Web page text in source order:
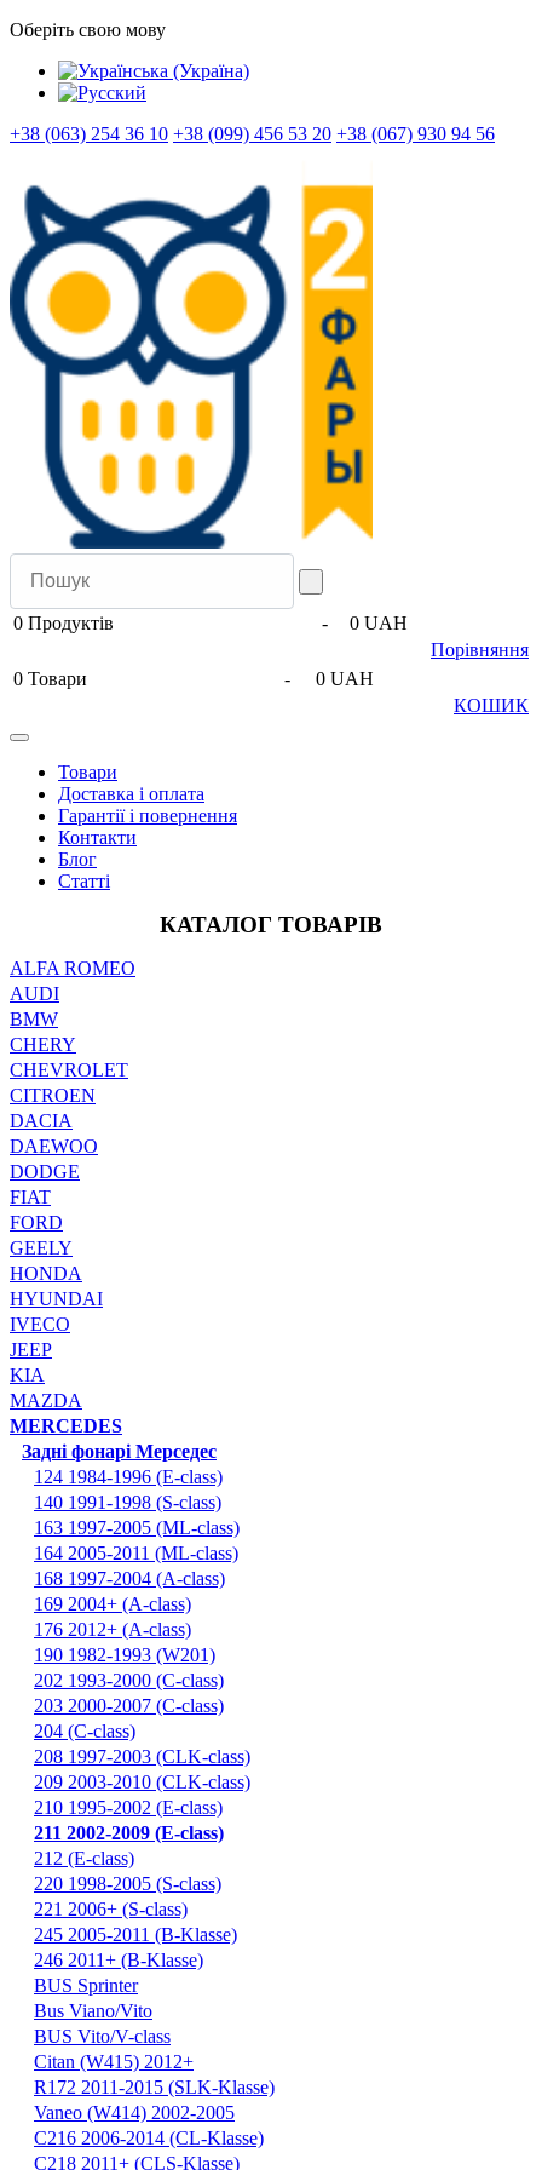
Оберіть свою мову
+38 (063) 254 36 10 +38 (099) 456 53 20 +38 (067) 930 94 56
0 Продуктів -
0 UAH
Порівняння
0 Товари -
0 UAH
КОШИК
Товари
Доставка і оплата
Гарантії і повернення
Контакти
Блог
Статті
КАТАЛОГ ТОВАРІВ
ALFA ROMEO
AUDI
BMW
CHERY
CHEVROLET
CITROEN
DACIA
DAEWOO
DODGE
FIAT
FORD
GEELY
HONDA
HYUNDAI
IVECO
JEEP
KIA
MAZDA
MERCEDES
Задні фонарі Мерседес
124 1984-1996 (E-class)
140 1991-1998 (S-class)
163 1997-2005 (ML-class)
164 2005-2011 (ML-class)
168 1997-2004 (A-class)
169 2004+ (A-class)
176 2012+ (A-class)
190 1982-1993 (W201)
202 1993-2000 (C-class)
203 2000-2007 (C-class)
204 (C-class)
208 1997-2003 (CLK-class)
209 2003-2010 (CLK-class)
210 1995-2002 (E-class)
211 2002-2009 (E-class)
212 (E-class)
220 1998-2005 (S-class)
221 2006+ (S-class)
245 2005-2011 (B-Klasse)
246 2011+ (B-Klasse)
BUS Sprinter
Bus Viano/Vito
BUS Vito/V-class
Citan (W415) 2012+
R172 2011-2015 (SLK-Klasse)
Vaneo (W414) 2002-2005
С216 2006-2014 (CL-Klasse)
С218 2011+ (CLS-Klasse)